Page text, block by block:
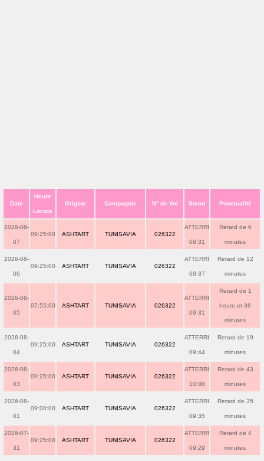
Date
Heure
Locale
Origine Compagnie N° de Vol Statut Ponctualité
2026-08-
07
09:25:00 ASHTART TUNISAVIA 026322
ATTERRI
09:31
Retard de 6
minutes
2026-08-
06
09:25:00 ASHTART TUNISAVIA 026322
ATTERRI
09:37
Retard de 12
minutes
2026-08-
05
07:55:00 ASHTART TUNISAVIA 026322
ATTERRI
09:31
Retard de 1
heure et 36
minutes
2026-08-
04
09:25:00 ASHTART TUNISAVIA 026322
ATTERRI
09:44
Retard de 19
minutes
2026-08-
03
09:25:00 ASHTART TUNISAVIA 026322
ATTERRI
10:08
Retard de 43
minutes
2026-08-
01
09:00:00 ASHTART TUNISAVIA 026322
ATTERRI
09:35
Retard de 35
minutes
2026-07-
31
09:25:00 ASHTART TUNISAVIA 026322
ATTERRI
09:29
Retard de 4
minutes